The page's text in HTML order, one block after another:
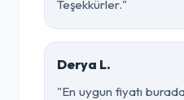
Teşekkürler."
Derya L.
"En uygun fiyatı